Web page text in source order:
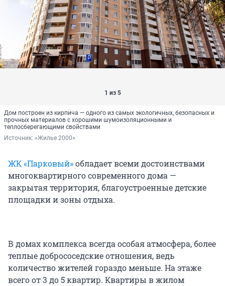
1 из 5
Дом построен из кирпича — одного из самых экологичных, безопасных и
прочных материалов с хорошими шумоизоляционными и
теплосберегающими свойствами
Источник: «Жилье 2000»
ЖК «Парковый»обладает всеми достоинствами
многоквартирного современного дома —
закрытая территория, благоустроенные детские
площадки и зоны отдыха.
В домах комплекса всегда особая атмосфера, более
теплые добрососедские отношения, ведь
количество жителей гораздо меньше. На этаже
всего от 3 до 5 квартир. Квартиры в жилом